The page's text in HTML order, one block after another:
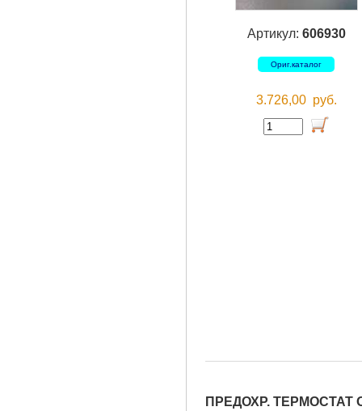
Артикул: 606930
Ориг.каталог
3.726,00 руб.
ПРЕДОХР. ТЕРМОСТАТ